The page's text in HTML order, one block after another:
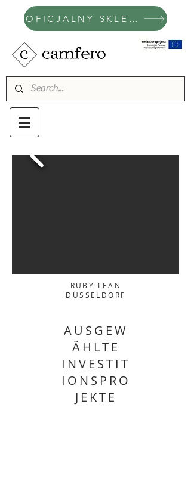
OFICJALNY SKLEP CAMFERO
RUBY LEAN
DÜSSELDORF
AUSGEW
ÄHLTE
INVESTIT
IONSPRO
JEKTE